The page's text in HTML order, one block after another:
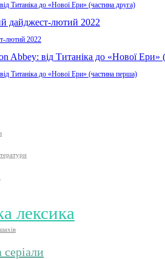
Титаніка до «Нової Ери» (частина друга)
лютий 2022
Титаніка до «Нової Ери» (частина перша)
лексика
серіали